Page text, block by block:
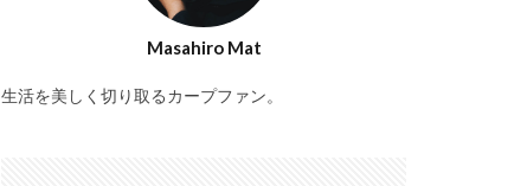
Masahiro Mat
生活を美しく切り取るカープファン。